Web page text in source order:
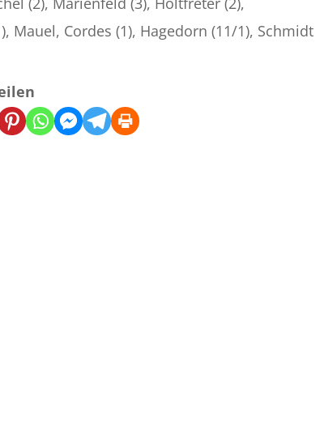
Mauel, Cordes (1), Hagedorn (11/1), Schmidt